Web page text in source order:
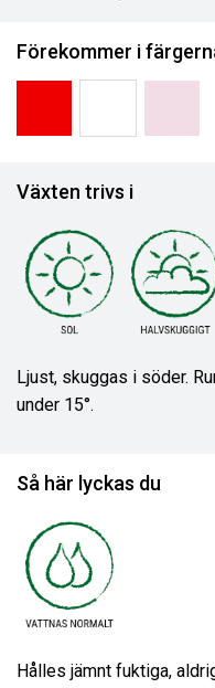
Förekommer i
Växten trivs i
Ljust, skuggas i söder.
under 15°.
Så här lyckas du
Hålles jämnt fuktiga,